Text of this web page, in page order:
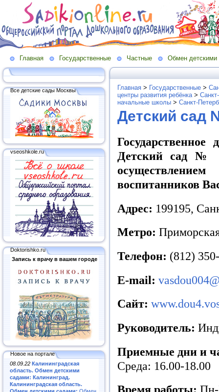
Главная Государственные Частные Обмен детскими
Все детские сады Москвы
vseoshkole.ru
Doktorishko.ru
Запись к врачу в вашем городе
Новое на портале
08.09.22 Калининградская
область. Обмен детскими
садами: Калининград.
Калининградская область.
Главная > Государственные >
центры развития ребёнка>
начальные школы > Санкт-
Детский сад
Государственное
Детский сад №
воспитанников
Адрес: 199195,
Метро:
Телефон: (812)
E-mail:
Сайт:
Руководитель:
Приемные дни и
Среда: 16.00-18.00